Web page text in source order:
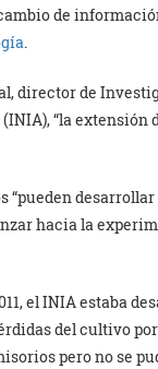
de
.
director de
“la extensión
hacia la
el INIA estaba
del cultivo
pero no se